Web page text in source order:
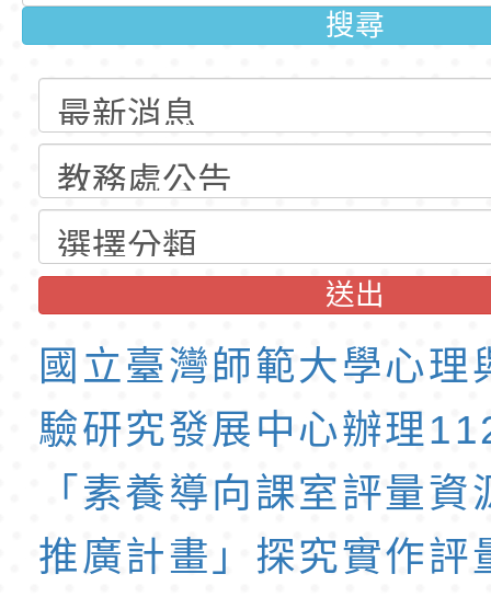
心」，請退休同仁踴
動時代中的好老師：
教師韌性
轉環境部「淨零綠領
程」
轉農業部桃園區農業
「115年食農教育專
訓練課程」，歡迎已
育專業人員資格者報
錄取公告-桃園市桃
民小學115學年度「
理人員」甄選
東門國小115學年度
梯特教代課教師甄選
公告(尚有缺額)
錄取公告-桃園市桃
民小學115學年度「
班教師助理員」甄選
東門國小115學年度
梯特教代理教師甄選
公告(尚有缺額)
市東門國小
網-優質
搜尋
送出
國立臺灣師範大學心理
驗研究發展中心辦理
「素養導向課室評量資
推廣計畫」探究實作評